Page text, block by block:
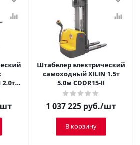
Штабелер электрический
самоходный XILIN 1.5т
5.0м CDDR15-II
1 037 225 руб./шт
В корзину